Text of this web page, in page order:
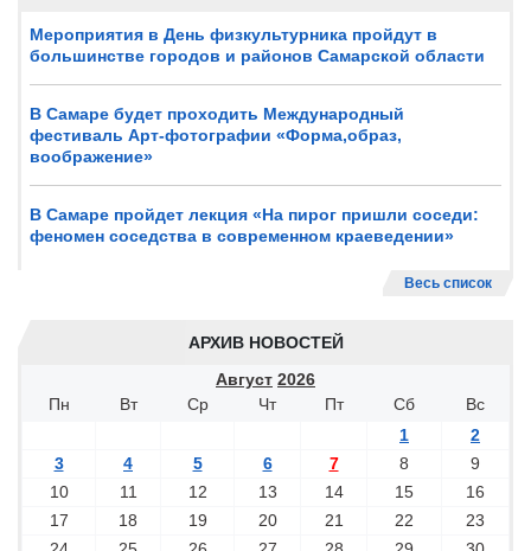
Мероприятия в День физкультурника пройдут в
большинстве городов и районов Самарской области
В Самаре будет проходить Международный
фестиваль Арт-фотографии «Форма,образ,
воображение»
В Самаре пройдет лекция «На пирог пришли соседи:
феномен соседства в современном краеведении»
Весь список
АРХИВ НОВОСТЕЙ
Август 2026
Пн
Вт Ср Чт Пт Сб
Вс
1
2
3
4 5 6 7 8
9
10
11 12 13 14 15
16
17
18 19 20 21 22
23